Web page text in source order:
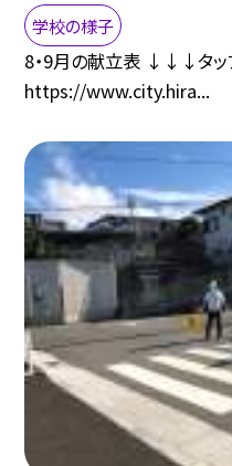
学校の様子
8・9月の献立表 ↓↓↓タ
https://www.city.hira...